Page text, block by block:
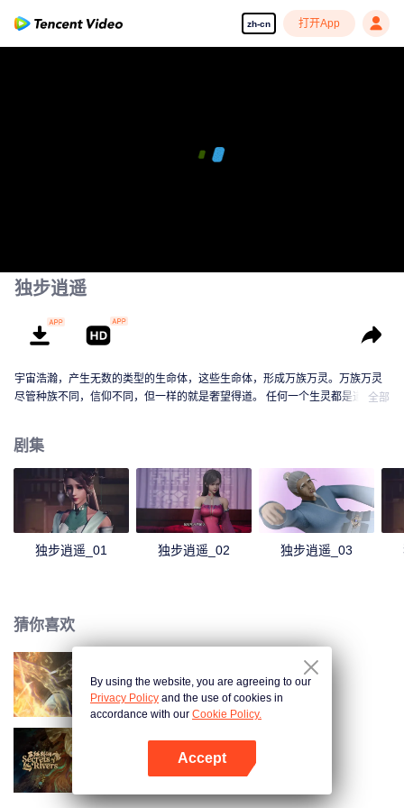
zh-cn 打开App
独步逍遥
宇宙浩瀚，产生无数的类型的生命体，这些生命体，形成万族万灵。万族万灵
尽管种族不同，信仰不同，但一样的就是奢望得道。 任何一个生灵都是道心蒙
个时代，只能支撑少数一些人得道。得道者，以为站在了世间之巅，以后可以
恣意逍遥。但却发现，即使得道。同样难逃厄运，在他们之上有着主宰，收割
着一个又一个的时代，收割着天下修行者为了维持他们野心。万族万灵，不过
是被这些主宰豢养而已。 这些主宰，收割着得道者，收割着每个世界的灵华，
摧毁一个个世界。 历代得道者，都不甘被收割，不断的反抗，可是每一次都失
败。 直到……主角叶宇出现，他剥开了一个个时代，剥开了一个个秘密。随着
他展开了史诗级的画卷，在这壮阔的世界中，不断的成长，经历爱情和友情，
全部
剧集
独步逍遥_01 独步逍遥_02 独步逍遥_03
猜你喜欢
长生界
三线轮洄
By using the website, you are agreeing to our
Privacy Policy and the use of cookies in
accordance with our Cookie Policy.
Accept